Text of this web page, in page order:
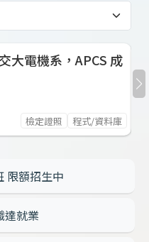
大電機系，APCS 成
檢定證照 程式/資料庫
限額招生中
達就業